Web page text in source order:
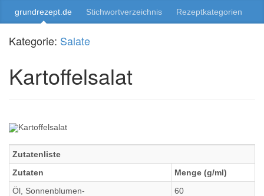
grundrezept.de Stichwortverzeichnis Rezeptkategorien
Kategorie: Salate
Kartoffelsalat
Zutatenliste
Zutaten
Menge (g/ml)
Öl, Sonnenblumen-
60